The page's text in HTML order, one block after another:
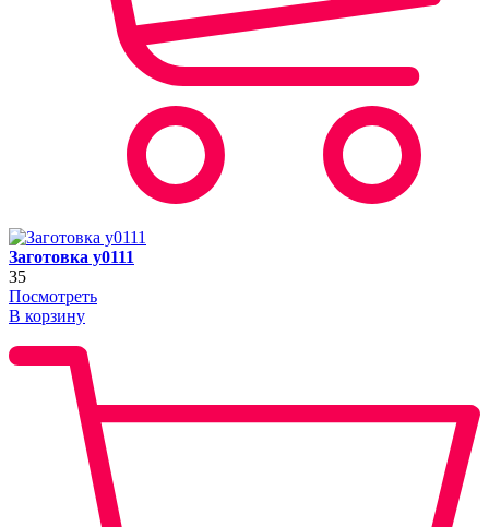
Заготовка y0111
35
Посмотреть
В корзину